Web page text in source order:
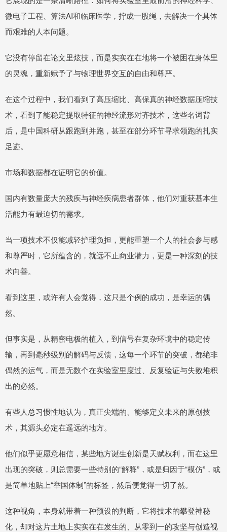
微电子工程、算法AI和临床医学，拧成一股绳，去解决一个具体
而艰难的人本问题。
它没有停留在论文里炫技，而是实实在在地将一个被困在身体里
的灵魂，重新赋予了与物理世界交互的自由和尊严。
在这个过程中，我们看到了高压缩比、高保真的神经数据压缩技
术，看到了能稳定提取特征的神经流形对齐技术，这些名词背
后，是中国科研从跟跑到并跑，甚至在部分环节寻求领跑的扎实
足迹。
市场和数据都在证明它的价值。
国内有数量庞大的残疾与神经疾病患者群体，他们对重获基本生
活能力有最迫切的需求。
当一项技术不仅能减轻护理负担，更能重塑一个人的社会参与感
和尊严时，它所蕴含的，就远不止商业潜力，更是一种深刻的技
术向善。
看到这里，或许有人会觉得，这只是个例的成功，是幸运的偶
然。
但事实是，从精密电极的植入，到信号在复杂环境中的稳定传
输，再到毫秒级别的解码与反馈，这每一个环节的突破，都绝非
偶然的运气，而是无数个在实验室里度过、反复验证与失败堆积
出的必然。
有些人总习惯性地认为，真正尖端的、能够定义未来的原创技
术，其源头必定在遥远的地方。
他们似乎更愿意相信，某些地方诞生创新是天赋权利，而在这里
出现的突破，则总需要一些特别的“解释”，或是归因于“模仿”，或
是简单地贴上“举国体制”的标签，然后便觉得一切了然。
这种视角，本身就带着一种预设的判断，它将技术的攀登神秘
化，却对这片土地上实实在在发生的、从零到一的攻坚与创造视